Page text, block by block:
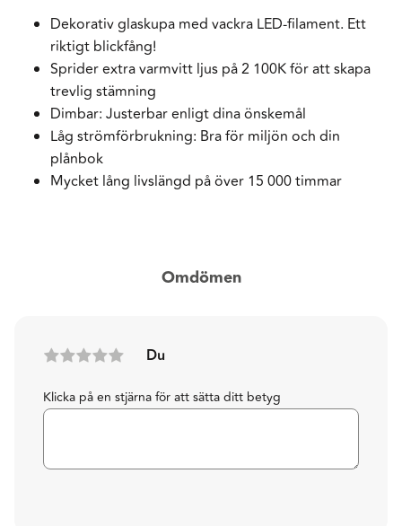
Dekorativ glaskupa med vackra LED-filament. Ett
riktigt blickfång!
Sprider extra varmvitt ljus på 2 100K för att skapa
trevlig stämning
Dimbar: Justerbar enligt dina önskemål
Låg strömförbrukning: Bra för miljön och din
plånbok
Mycket lång livslängd på över 15 000 timmar
Omdömen
Du
Klicka på en stjärna för att sätta ditt betyg